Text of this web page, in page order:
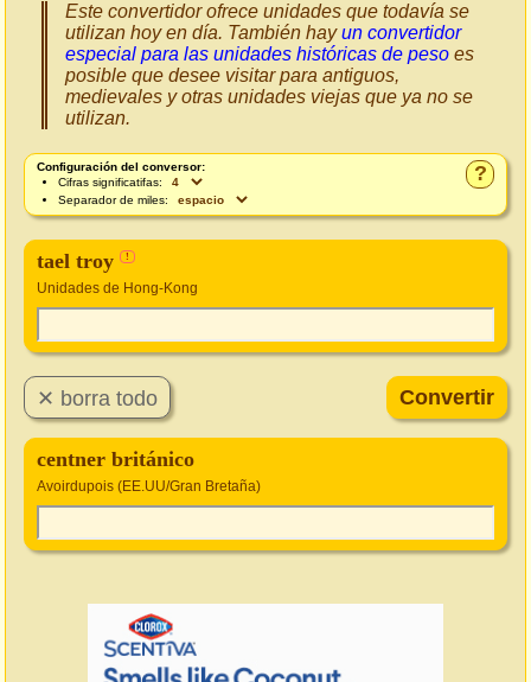
Este convertidor ofrece unidades que todavía se
utilizan hoy en día. También hayun convertidor
especial para las unidades históricas de peso es
posible que desee visitar para antiguos,
medievales y otras unidades viejas que ya no se
utilizan.
?
Configuración del conversor:
Cifras significatifas:
Separador de miles:
tael troy !
Unidades de Hong-Kong
centner británico
Avoirdupois (EE.UU/Gran Bretaña)